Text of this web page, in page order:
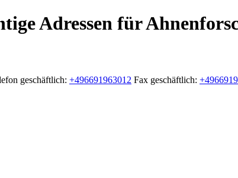
Adressen für
geschäftlich: +496691963012 Fax geschäftlich: